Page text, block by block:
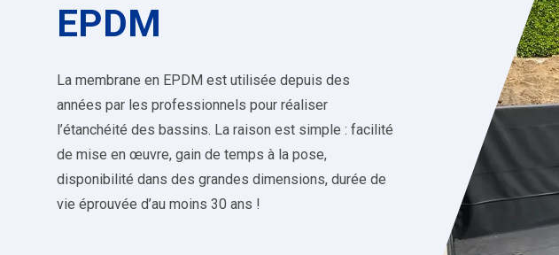
EPDM
La membrane en EPDM est utilisée depuis des
années par les professionnels pour réaliser
l’étanchéité des bassins. La raison est simple : facilité
de mise en œuvre, gain de temps à la pose,
disponibilité dans des grandes dimensions, durée de
vie éprouvée d’au moins 30 ans !